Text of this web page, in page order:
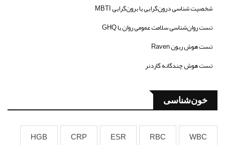
شخصیت شناسی درون‌گرایی یا برون‌گرایی MBTI
تست روان‌شناسی سلامت عمومی روان یا GHQ
تست هوش ریون Raven
تست هوش چندگانه گاردنر
خون‌شناسی
WBC
RBC
ESR
CRP
HGB